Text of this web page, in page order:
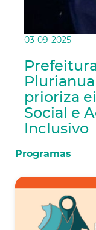
03-09-2025
prioriza
Social e
Inclusivo
Programas